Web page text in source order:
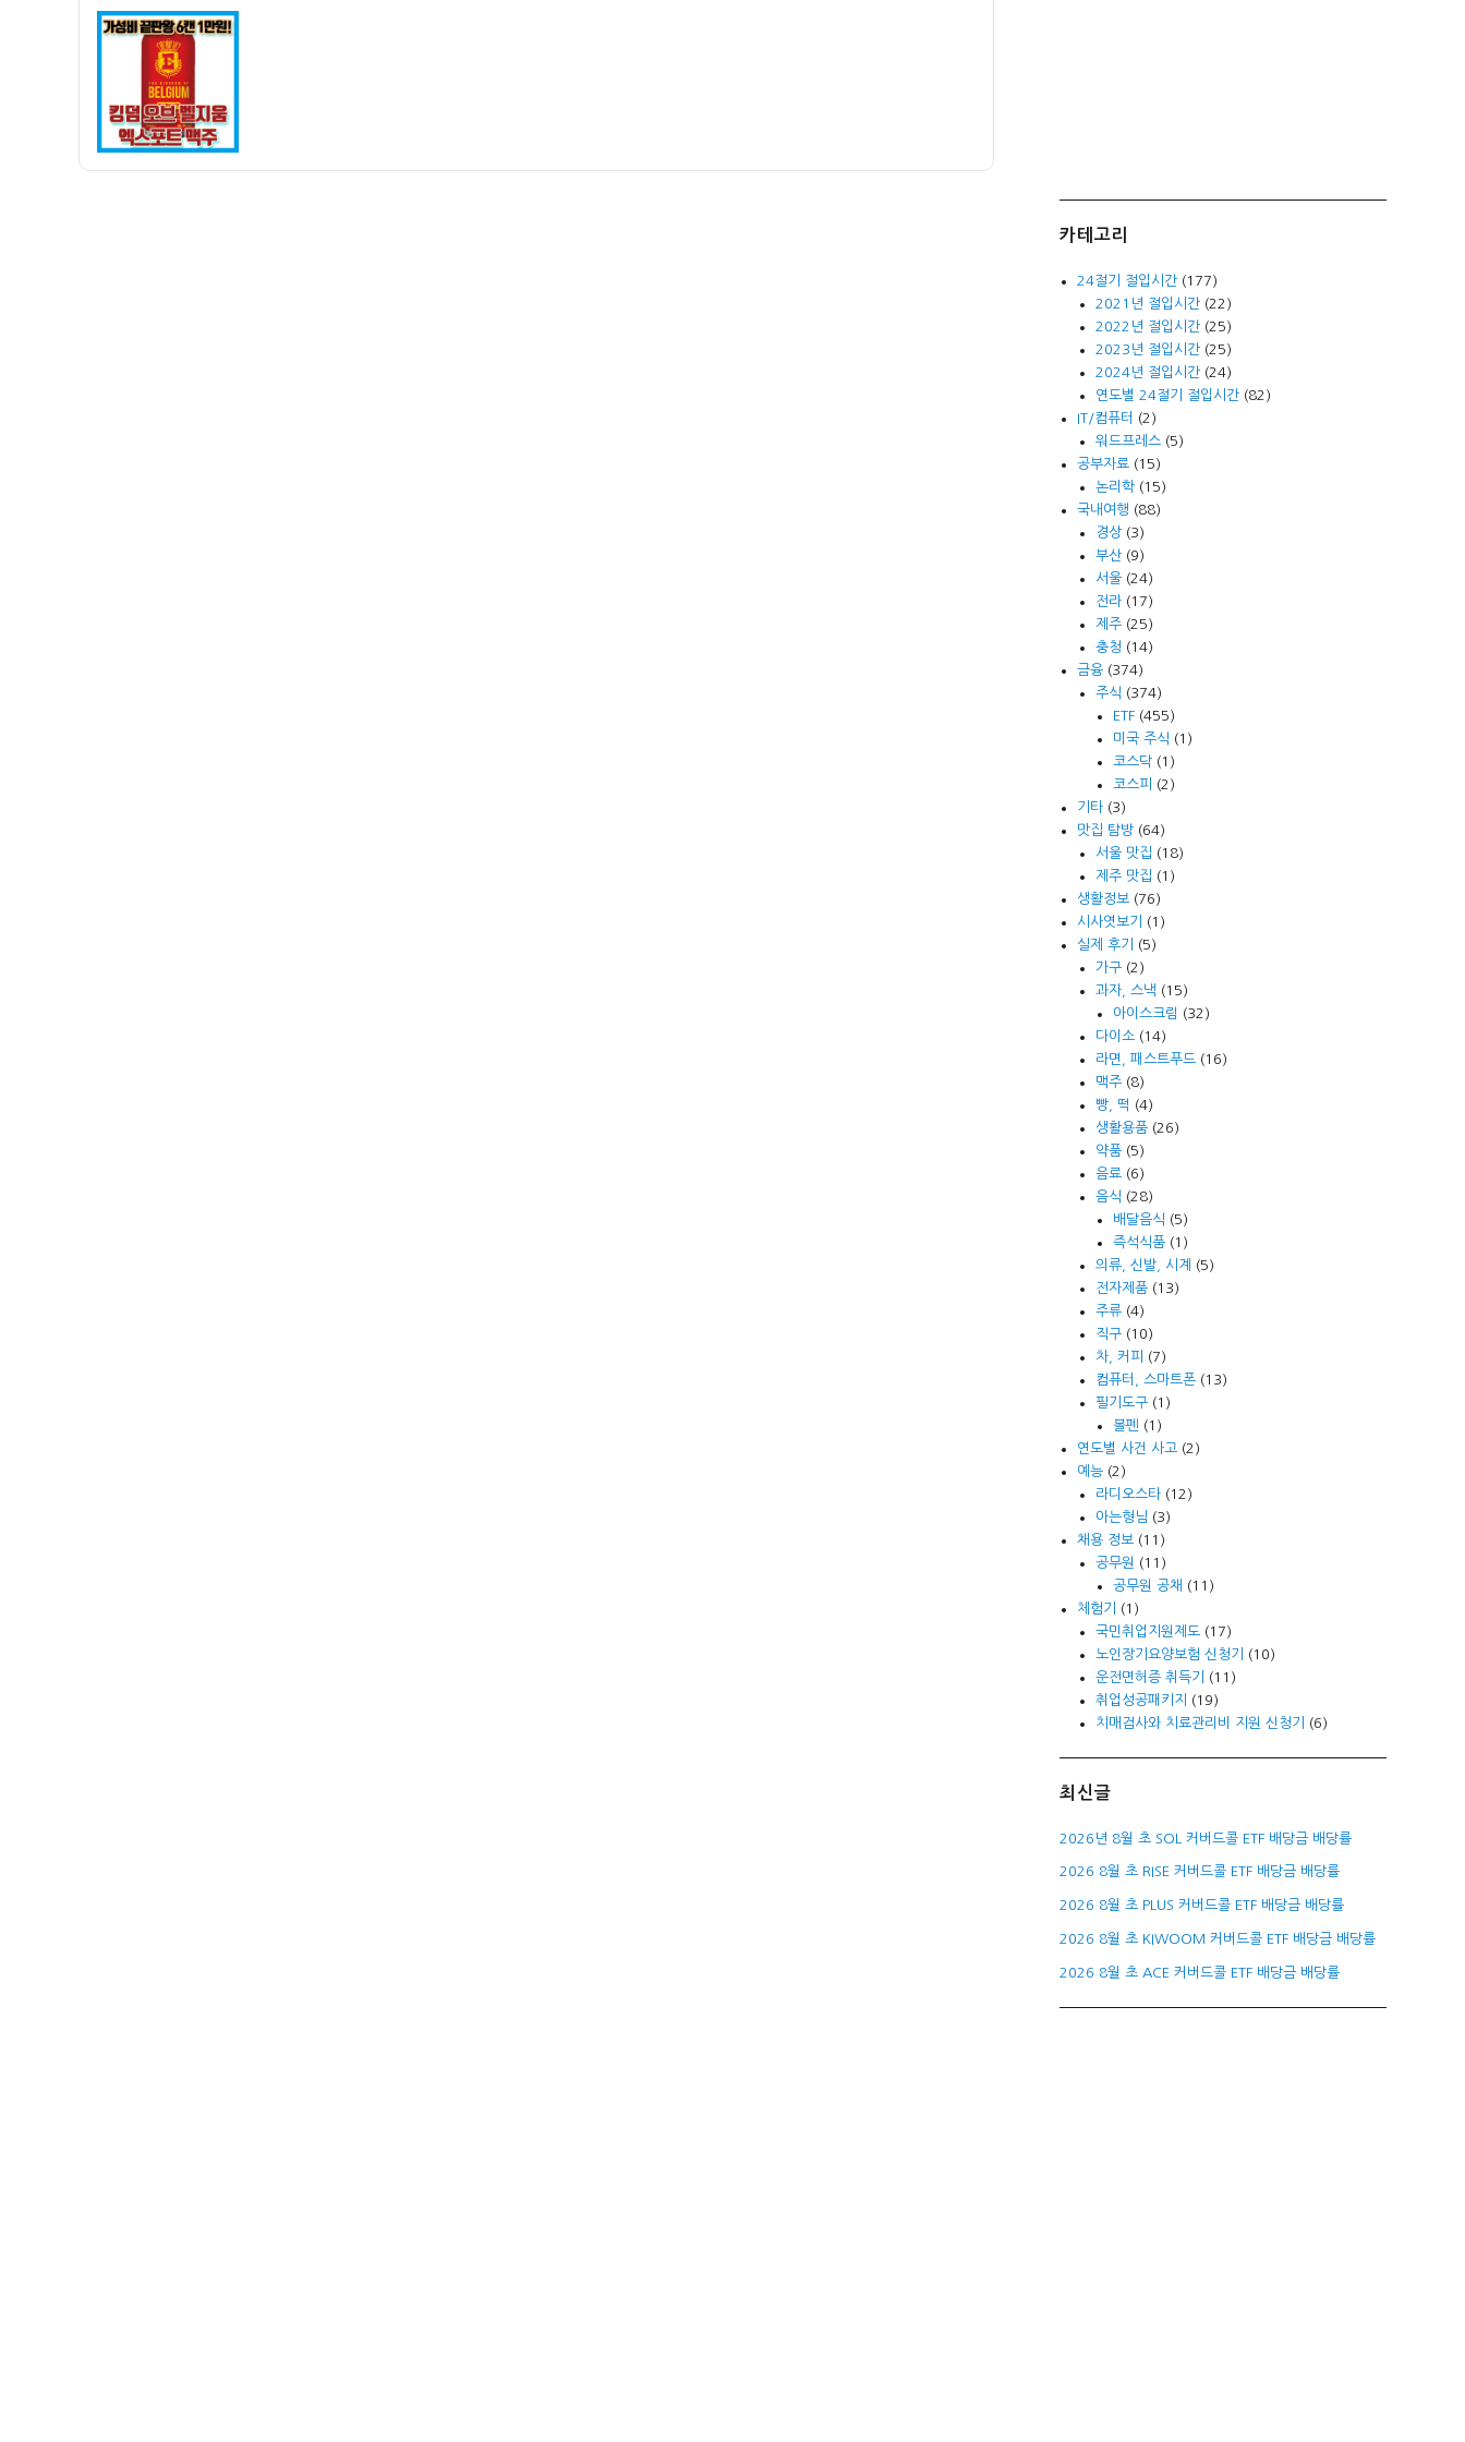
자
카테고리
24절기 절입시간 (177)
2021년 절입시간(22)
2022년 절입시간(25)
2023년 절입시간(25)
2024년 절입시간(24)
연도별 24절기 절입시간(82)
IT/컴퓨터
(2)
워드프레스(5)
공부자료 (15)
논리학(15)
국내여행 (88)
경상(3)
부산(9)
서울(24)
전라(17)
제주(25)
충청 (14)
금융 (374)
주식 (374)
ETF(455)
미국 주식 (1)
코스닥(1)
코스피
(2)
기타 (3)
맛집 탐방 (64)
서울 맛집 (18)
제주 맛집 (1)
생활정보 (76)
시사엿보기
(1)
실제 후기
(5)
가구(2)
과자, 스낵 (15)
아이스크림 (32)
다이소(14)
라면, 패스트푸드(16)
맥주(8)
빵, 떡 (4)
생활용품(26)
약품(5)
음료(6)
음식 (28)
배달음식 (5)
즉석식품(1)
의류, 신발, 시계
(5)
전자제품(13)
주류(4)
직구(10)
차, 커피
(7)
컴퓨터, 스마트폰(13)
필기도구(1)
볼펜 (1)
연도별 사건 사고 (2)
예능 (2)
라디오스타(12)
아는형님 (3)
채용 정보 (11)
공무원
(11)
공무원 공채 (11)
체험기
(1)
국민취업지원제도(17)
노인장기요양보험 신청기
(10)
운전면허증 취득기
(11)
취업성공패키지
(19)
치매검사와 치료관리비 지원 신청기
(6)
최신글
2026년 8월 초 SOL 커버드콜 ETF 배당금 배당률
2026 8월 초 RISE 커버드콜 ETF 배당금 배당률
2026 8월 초 PLUS 커버드콜 ETF 배당금 배당률
2026 8월 초 KIWOOM 커버드콜 ETF 배당금 배당률
2026 8월 초 ACE 커버드콜 ETF 배당금 배당률